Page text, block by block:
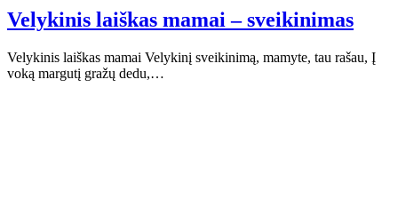
Velykinis laiškas mamai – sveikinimas
Velykinis laiškas mamai Velykinį sveikinimą, mamyte, tau rašau, Į
voką margutį gražų dedu,…